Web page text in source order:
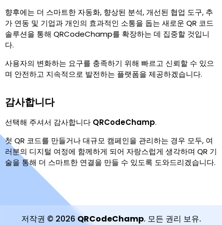
향후에는 더 스마트한 자동화, 향상된 분석, 개선된 협업 도구, 추
가 연동 및 기업과 개인의 효과적인 소통을 돕는 새로운 QR 코드
솔루션을 통해 QRCodeChamp를 확장하는 데 집중할 것입니
다.
사용자의 변화하는 요구를 충족하기 위해 빠르고 신뢰할 수 있으
며 안전하고 지속적으로 발전하는 플랫폼을 제공하겠습니다.
감사합니다
선택해 주셔서 감사합니다 QRCodeChamp.
첫 QR 코드를 만들거나 대규모 캠페인을 관리하는 경우 모두, 여
러분의 디지털 여정에 함께하게 되어 자랑스럽게 생각하며 QR 기
술을 통해 더 스마트한 연결을 만들 수 있도록 도와드리겠습니다.
저작권 © 2026 QRCodeChamp. 모든 권리 보유.